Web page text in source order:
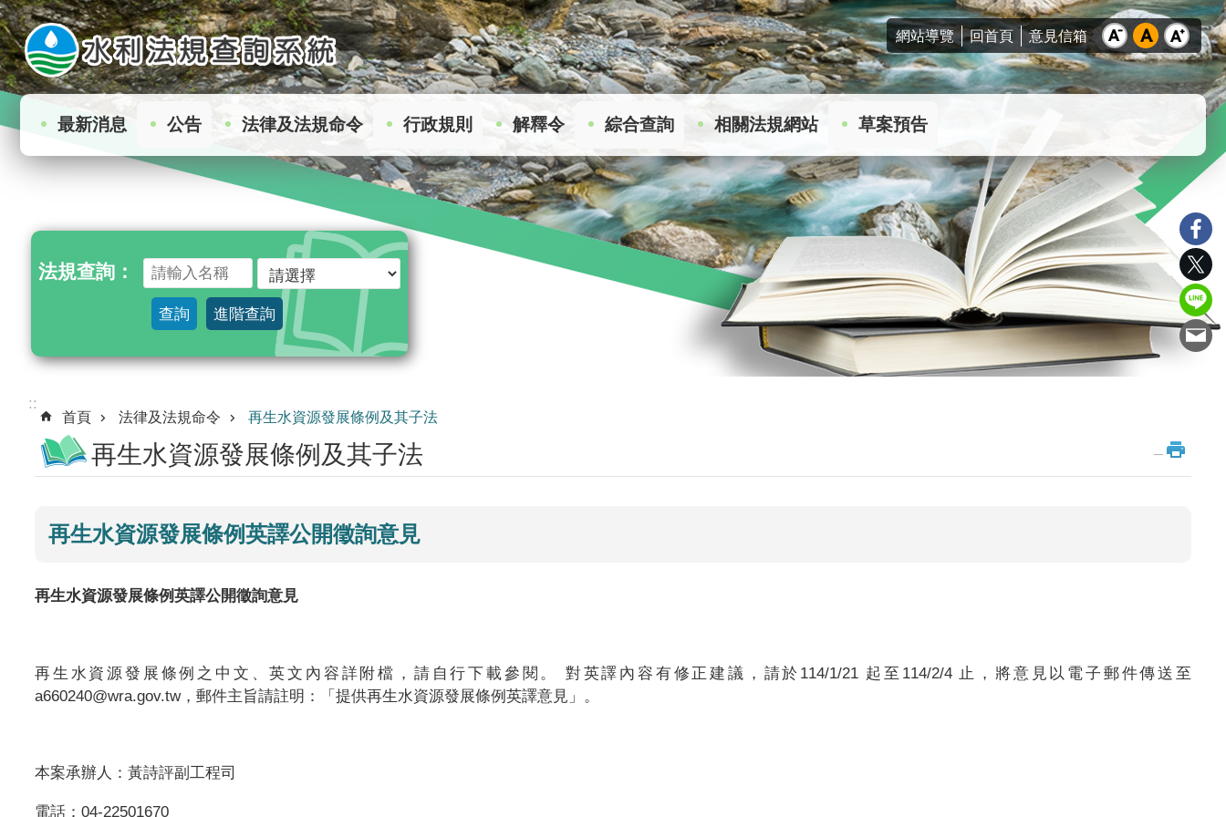
跳到主要內容區塊
網站導覽 回首頁 意見信箱
最新消息 公告 法律及法規命令 行政規則 解釋令 綜合查詢 相關法規網站 草案預告
法規查詢：
查詢 進階查詢
:::
首頁 法律及法規命令 再生水資源發展條例及其子法
再生水資源發展條例及其子法
再生水資源發展條例英譯公開徵詢意見
再生水資源發展條例英譯公開徵詢意見
再生水資源發展條例之中文、英文內容詳附檔，請自行下載參閱。 對英譯內容有修正建議，請於114/1/21 起至114/2/4 止，將意見以電子郵件傳送至
a660240@wra.gov.tw，郵件主旨請註明：「提供再生水資源發展條例英譯意見」。
本案承辦人：黃詩評副工程司
電話：04-22501670